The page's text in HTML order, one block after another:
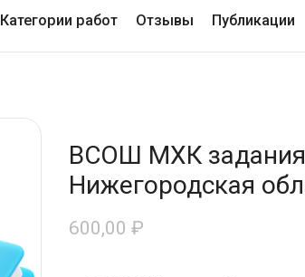
Категории работ Отзывы Публикации
ВСОШ МХК
Нижегородская
600,00 ₽